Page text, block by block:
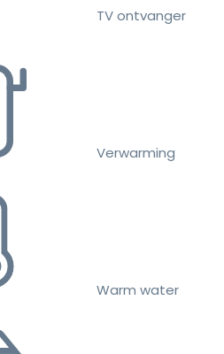
TV ontvanger
Verwarming
Warm water